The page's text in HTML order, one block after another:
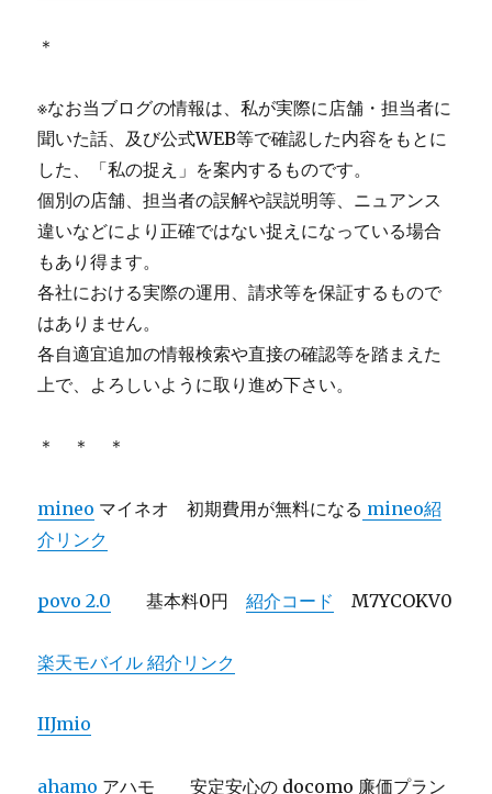
＊
※なお当ブログの情報は、私が実際に店舗・担当者に
聞いた話、及び公式WEB等で確認した内容をもとに
した、「私の捉え」を案内するものです。
個別の店舗、担当者の誤解や誤説明等、ニュアンス
違いなどにより正確ではない捉えになっている場合
もあり得ます。
各社における実際の運用、請求等を保証するもので
はありません。
各自適宜追加の情報検索や直接の確認等を踏まえた
上で、よろしいように取り進め下さい。
＊ ＊ ＊
mineo マイネオ 初期費用が無料になる mineo紹
介リンク
povo 2.0 基本料0円紹介コード M7YCOKV0
楽天モバイル 紹介リンク
IIJmio
ahamo アハモ 安定安心の docomo 廉価プラン